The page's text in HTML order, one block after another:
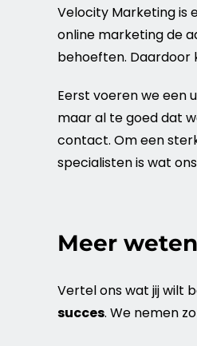
Velocity Marketingis
online marketingde
behoeften. Daardoor
Eerst voeren we een
maar al te goed dat
contact. Om een
specialisten is wat
Meer
Vertel ons wat jij wilt
succes. We nemen